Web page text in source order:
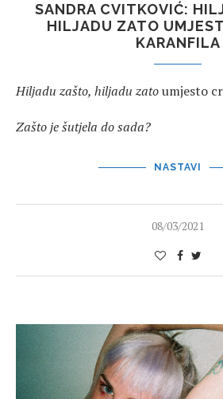
SANDRA CVITKOVIĆ:
HILJADU ZATO
KARANFILA
Hiljadu zašto, hiljadu zatoumjesto
Zašto je šutjela do sada?
NASTAVI
08/03/2021